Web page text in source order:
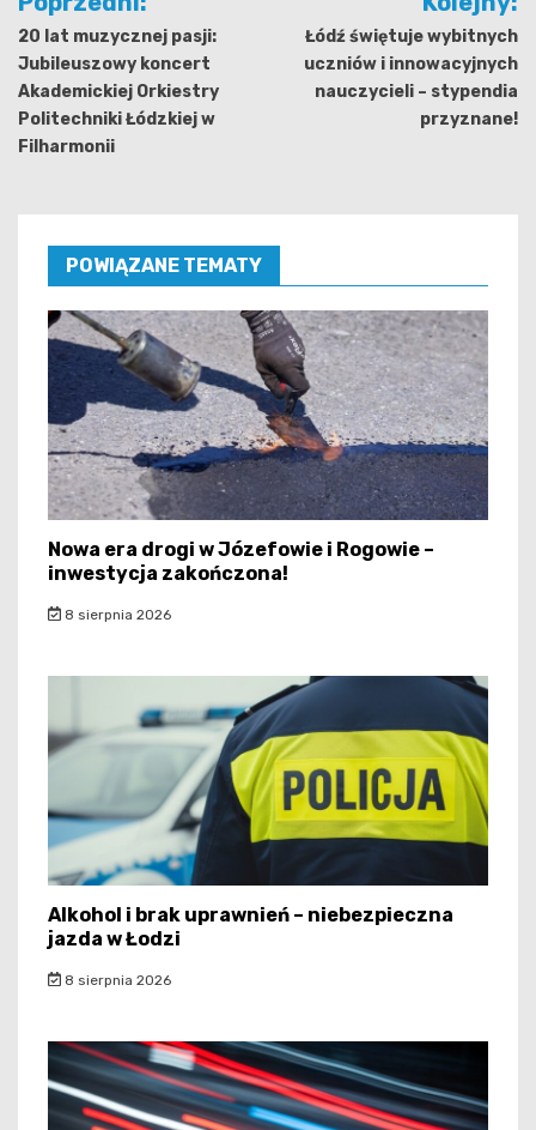
wpisu
20 lat muzycznej pasji:
Jubileuszowy koncert
Akademickiej Orkiestry
Politechniki Łódzkiej w
Filharmonii
Łódź świętuje wybitnych
uczniów i innowacyjnych
nauczycieli – stypendia
przyznane!
POWIĄZANE TEMATY
Nowa era drogi w Józefowie i Rogowie –
inwestycja zakończona!
8 sierpnia 2026
Alkohol i brak uprawnień – niebezpieczna
jazda w Łodzi
8 sierpnia 2026